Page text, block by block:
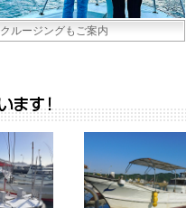
クルージングもご案内